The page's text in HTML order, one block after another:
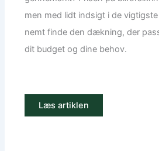
men med lidt indsigt i de
nemt finde den dækning, der
dit budget og dine behov.
Læs artiklen